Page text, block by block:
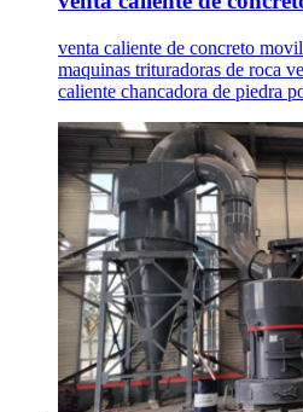
venta caliente de concreto
maquinas trituradoras de roca
caliente chancadora de piedra